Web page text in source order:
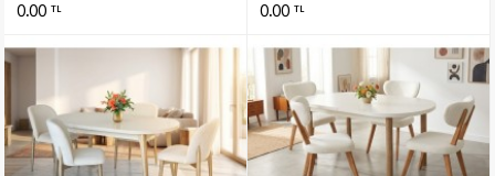
0.00 TL 0.00 TL